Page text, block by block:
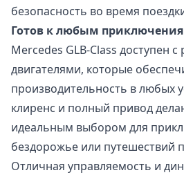
безопасность во время
Готов к любым
Mercedes GLB-Class доступен
двигателями, которые
производительность в любых
клиренс и полный привод
идеальным выбором для
бездорожье или путешествий
Отличная управляемость и